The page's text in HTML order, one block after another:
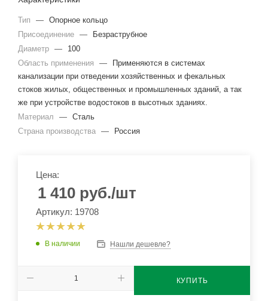
Тип — Опорное кольцо
Присоединение —
Безраструбное
Диаметр —
100
Область применения
—
Применяются в системах
канализации при отведении хозяйственных и фекальных
стоков жилых, общественных и промышленных зданий, а так
же при устройстве водостоков в высотных зданиях.
Материал
— Сталь
Страна производства — Россия
Цена:
1 410 руб./шт
Артикул: 19708
В наличии Нашли дешевле?
КУПИТЬ